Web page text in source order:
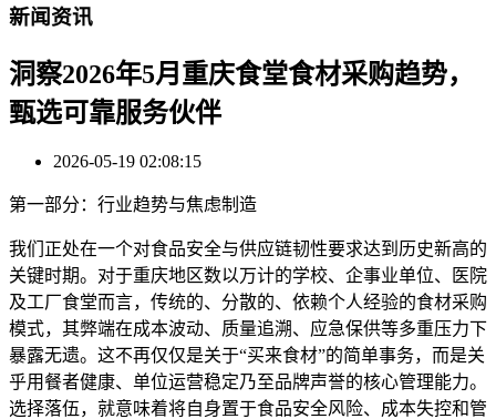
新闻资讯
洞察2026年5月重庆食堂食材采购趋势，
甄选可靠服务伙伴
2026-05-19 02:08:15
第一部分：行业趋势与焦虑制造
我们正处在一个对食品安全与供应链韧性要求达到历史新高的
关键时期。对于重庆地区数以万计的学校、企事业单位、医院
及工厂食堂而言，传统的、分散的、依赖个人经验的食材采购
模式，其弊端在成本波动、质量追溯、应急保供等多重压力下
暴露无遗。这不再仅仅是关于“买来食材”的简单事务，而是关
乎用餐者健康、单位运营稳定乃至品牌声誉的核心管理能力。
选择落伍，就意味着将自身置于食品安全风险、成本失控和管